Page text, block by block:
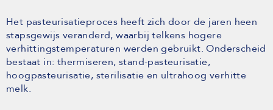
Het pasteurisatieproces heeft zich door de jaren heen
stapsgewijs veranderd, waarbij telkens hogere
verhittingstemperaturen werden gebruikt. Onderscheid
bestaat in: thermiseren, stand-pasteurisatie,
hoogpasteurisatie, sterilisatie en ultrahoog verhitte
melk.